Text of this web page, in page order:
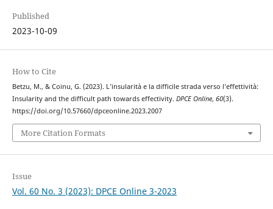
Published
2023-10-09
How to Cite
Betzu, M., & Coinu, G. (2023). L’insularità e la difficile strada verso l’effettività:
Insularity and the difficult path towards effectivity. DPCE Online, 60(3).
https://doi.org/10.57660/dpceonline.2023.2007
More Citation Formats
Issue
Vol. 60 No. 3 (2023): DPCE Online 3-2023